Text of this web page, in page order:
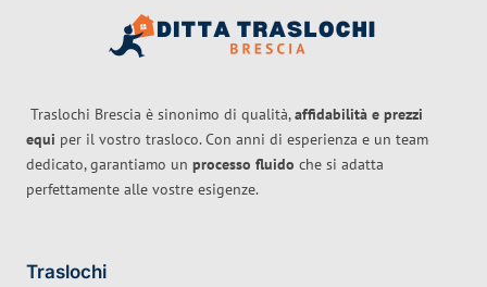
Traslochi Brescia è sinonimo di qualità,affidabilità e prezzi
equi per il vostro trasloco. Con anni di esperienza e un team
dedicato, garantiamo un processo fluido che si adatta
perfettamente alle vostre esigenze.
Traslochi